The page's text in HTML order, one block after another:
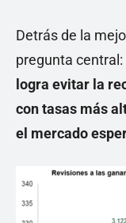
Detrás de la
pregunta central:
logra evitar la
con tasas más
el mercado